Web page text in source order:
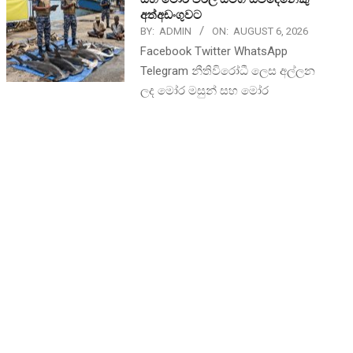
අත්අඩංගුවට
BY: ADMIN ON: AUGUST 6, 2026
Facebook Twitter WhatsApp
Telegram නීතිවිරෝධී ලෙස අල්ලන
ලද මෝර මසුන් සහ මෝර